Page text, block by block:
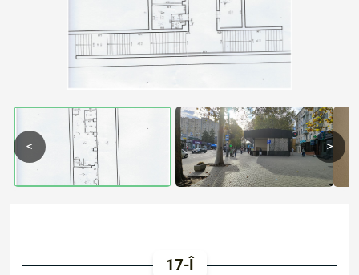
< >
17-Î